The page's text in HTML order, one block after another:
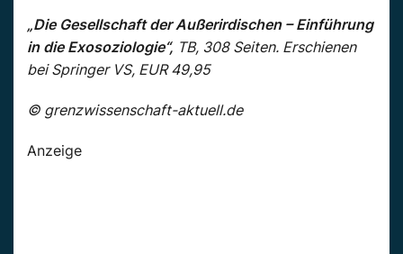
„Die Gesellschaft der Außerirdischen – Einführung
in die Exosoziologie“, TB, 308 Seiten. Erschienen
bei Springer VS, EUR 49,95
© grenzwissenschaft-aktuell.de
Anzeige